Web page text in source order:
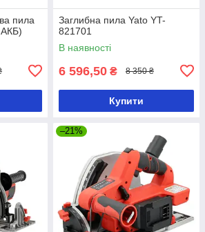
пила
АКБ)
Заглибна пила Yato YT-
821701
В наявності
6 596,50 ₴ 8 350 ₴
Купити
–21%